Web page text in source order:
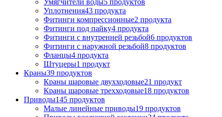
Уплотнения43 продукта
Фитинги компрессионные2 продукта
Фитинги под пайку4 продукта
Фитинги с внутренней резьбой6 продуктов
Фитинги с наружной резьбой8 продуктов
Фланцы4 продукта
Штуцеры1 продукт
Краны39 продуктов
Краны шаровые двухходовые21 продукт
Краны шаровые трехходовые18 продуктов
Приводы145 продуктов
Малые линейные приводы19 продуктов